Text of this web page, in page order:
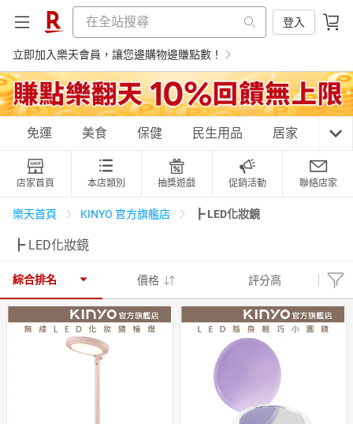
登入
立即加入樂天會員，讓您邊購物邊賺點數！
購物網分類
天天免運 美食蛋糕 養生保健
居家生活 3C家電 親子玩具
化妝保養
免運 美食 保健 民生用品 居家 3C
店家首頁 本店類別 抽獎遊戲 促銷活動 聯絡店家
樂天首頁 KINYO 官方旗艦店 ┣ LED化妝鏡
┣ LED化妝鏡
綜合排名 價格 評分高